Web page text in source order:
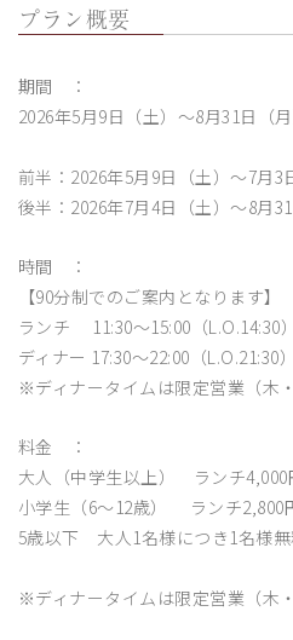
プラン概要
期間 ：
2026年5月9日（土）～8月31日（月
前半：2026年5月9日（土）～7月3
後半：2026年7月4日（土）～8月31
時間 ：
【90分制でのご案内となります】
ランチ 11:30～15:00（L.O.14:30）
ディナー 17:30～22:00（L.O.21:30）
※ディナータイムは限定営業（木
料金 ：
大人（中学生以上） ランチ
小学生（6～12歳） ランチ2,800
5歳以下 大人1名様につき1名様
※ディナータイムは限定営業（木